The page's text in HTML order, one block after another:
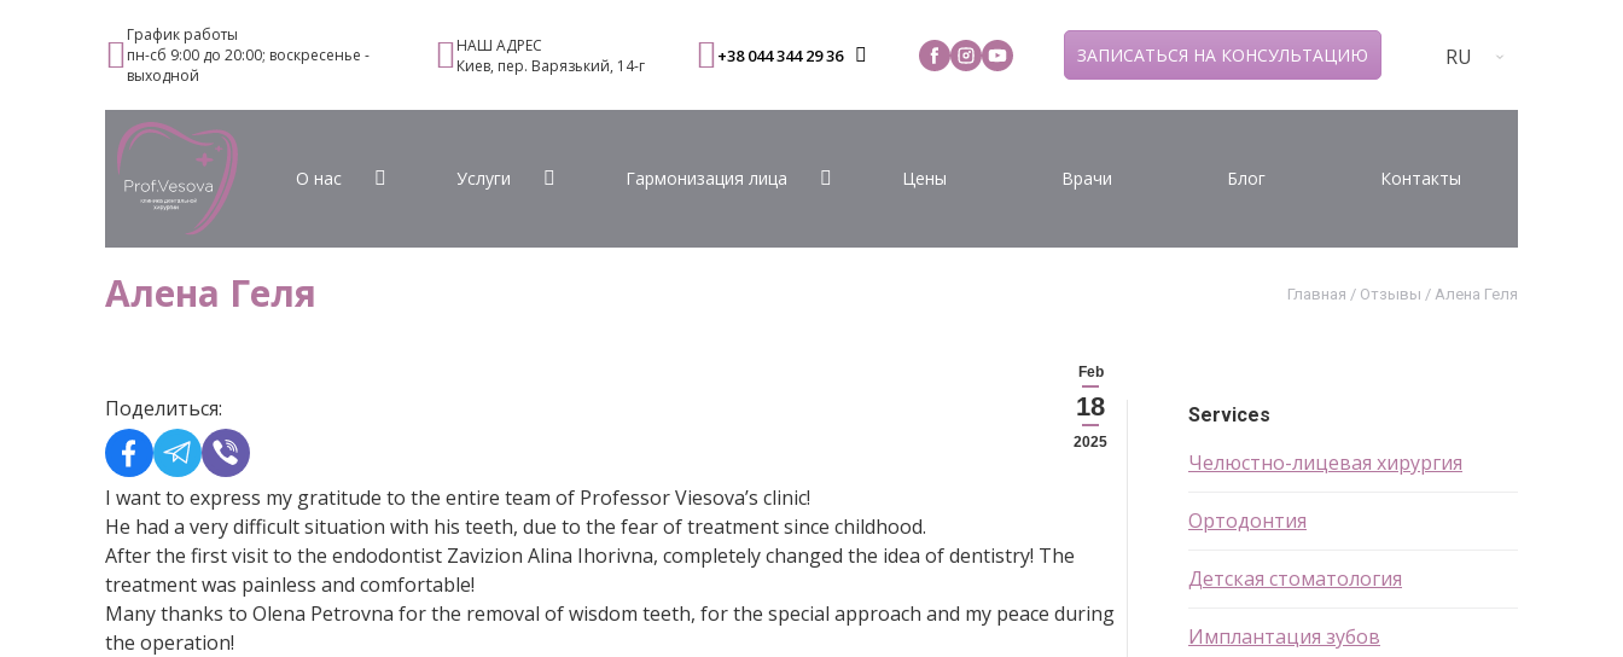
График работы
пн-сб 9:00 до 20:00; воскресенье -
выходной
НАШ АДРЕС
Киев, пер. Варязький, 14-г
+38 044 344 29 36 ЗАПИСАТЬСЯ НА КОНСУЛЬТАЦИЮ RU
О нас Услуги Гармонизация лица Цены Врачи Блог Контакты
Алена Геля Главная / Отзывы / Алена Геля
Feb
18
2025
Поделиться:
I want to express my gratitude to the entire team of Professor Viesova’s clinic!
He had a very difficult situation with his teeth, due to the fear of treatment since childhood.
After the first visit to the endodontist Zavizion Alina Ihorivna, completely changed the idea of ​​dentistry! The
treatment was painless and comfortable!
Many thanks to Olena Petrovna for the removal of wisdom teeth, for the special approach and my peace during
the operation!
Services
Челюстно-лицевая хирургия
Ортодонтия
Детская стоматология
Имплантация зубов